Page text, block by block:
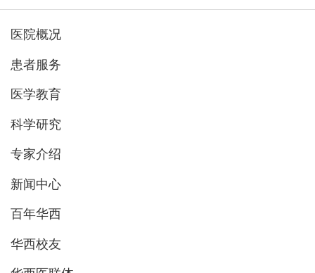
医院概况
患者服务
医学教育
科学研究
专家介绍
新闻中心
百年华西
华西校友